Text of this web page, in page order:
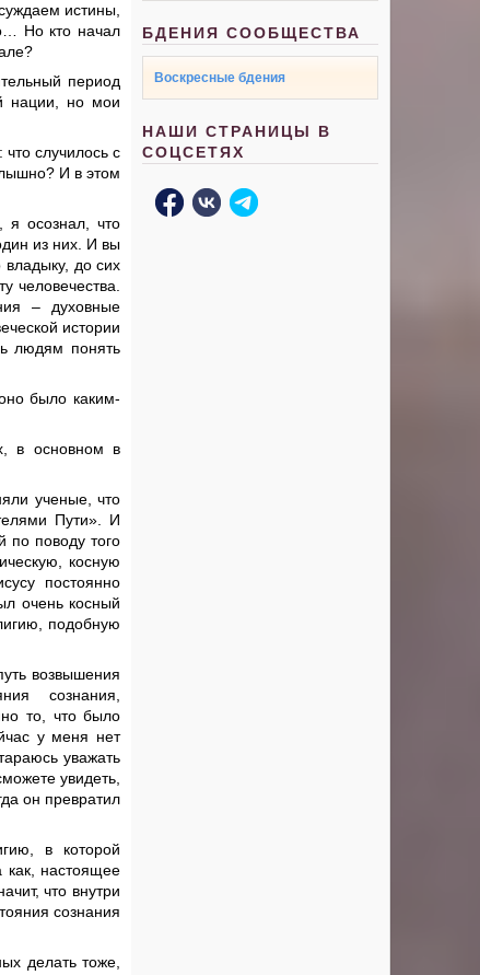
истины,
Но кто начал
период
нации, но мои
случилось с
И в этом
я осознал, что
из них. И вы
владыку, до сих
человечества.
– духовные
истории
людям понять
было каким-
в основном в
ученые, что
Пути». И
по поводу того
косную
постоянно
очень косный
подобную
возвышения
сознания,
то, что было
у меня нет
уважать
увидеть,
он превратил
в которой
как, настоящее
что внутри
сознания
делать тоже,
БДЕНИЯ СООБЩЕСТВА
Воскресные бдения
НАШИ СТРАНИЦЫ В
СОЦСЕТЯХ